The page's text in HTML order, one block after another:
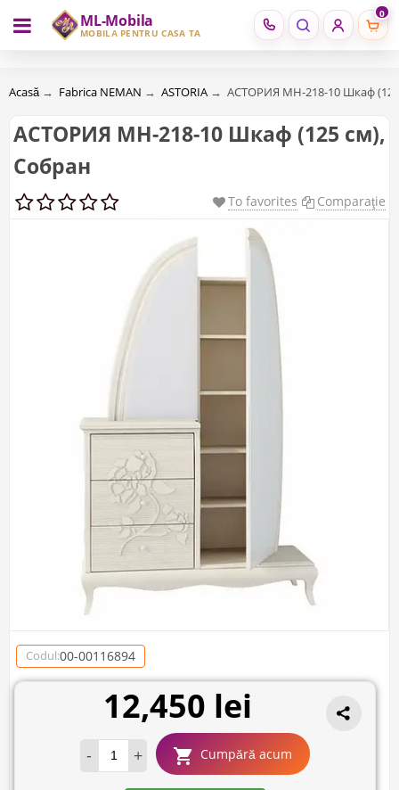
ML-Mobila
MOBILĂ PENTRU CASA TA
0
RU RO
Acasă → Fabrica NEMAN → ASTORIA → АСТОРИЯ МН-218-10 Шкаф
АСТОРИЯ МН-218-10 Шкаф (125 см),
Собран
To favorites Comparaţie
Codul:00-00116894
12,450 lei
- + Cumpără acum